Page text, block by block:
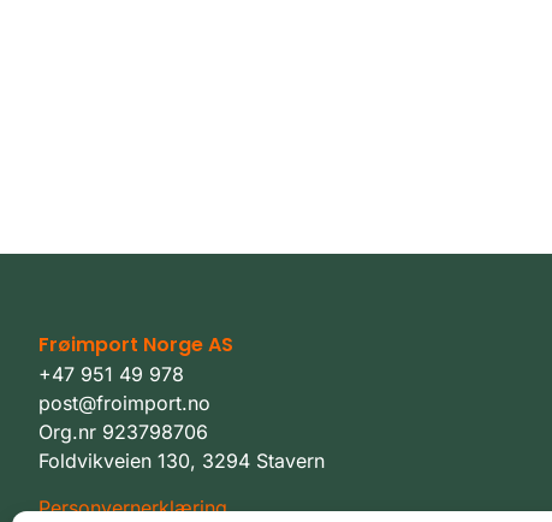
Frøimport Norge AS
+47 951 49 978
post@froimport.no
Org.nr 923798706
Foldvikveien 130, 3294 Stavern
Personvernerklæring